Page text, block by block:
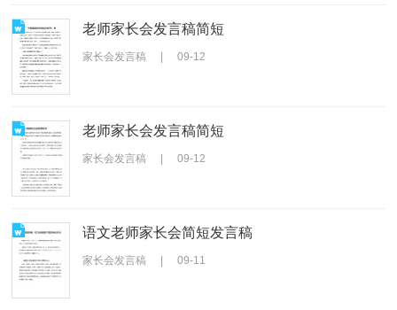
老师家长会发言稿简短
家长会发言稿 09-12
老师家长会发言稿简短
家长会发言稿 09-12
语文老师家长会简短发言稿
家长会发言稿 09-11